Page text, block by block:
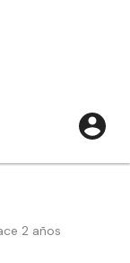
2 años